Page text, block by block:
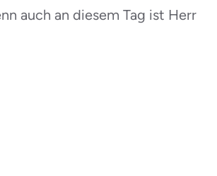
auch an diesem Tag ist Herr